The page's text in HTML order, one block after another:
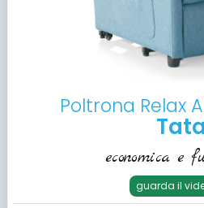
Poltrona Relax
Tata
economica e
guarda il